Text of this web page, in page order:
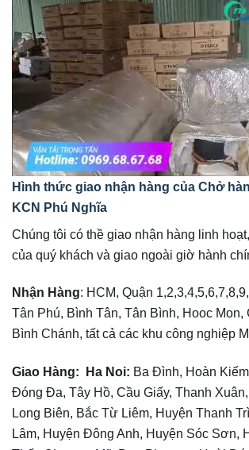
Hình thức giao nhận hàng của Chở
KCN Phú Nghĩa
Chúng tôi có thề giao nhận hàng linh
của quý khách và giao ngoài giờ hành
Nhận Hàng: HCM, Quận
Tân Phú, Bình Tân, Tân Bình, Hooc Mon,
Bình Chánh, tất cả các khu công nghiệp
Giao Hàng: Ha Noi: Ba Đình, Hoàn
Đóng Đa, Tây Hồ, Cầu Giấy, Thanh Xuân,
Long Biên, Bắc Từ Liêm, Huyện Thanh
Lâm, Huyện Đông Anh, Huyện Sóc Sơn,